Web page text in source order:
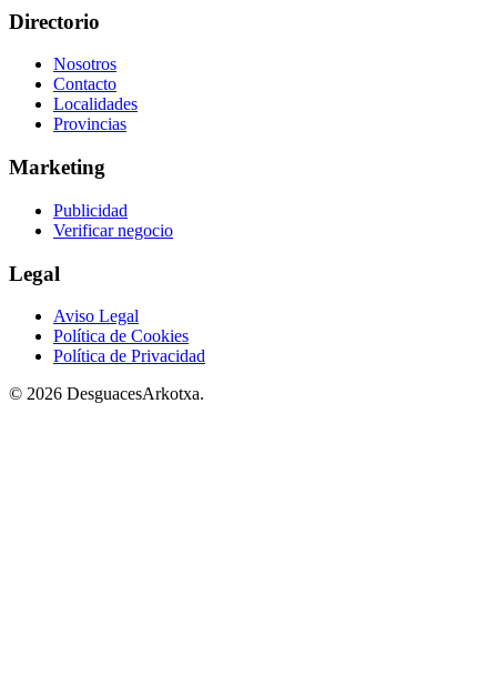
Directorio
Nosotros
Contacto
Localidades
Provincias
Marketing
Publicidad
Verificar negocio
Legal
Aviso Legal
Política de Cookies
Política de Privacidad
© 2026 DesguacesArkotxa.